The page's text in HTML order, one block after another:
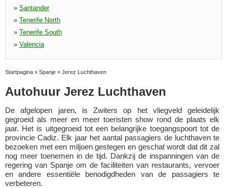
» Santander
» Tenerife North
» Tenerife South
» Valencia
Startpagina » Spanje » Jerez Luchthaven
Autohuur Jerez Luchthaven
De afgelopen jaren, is Zwiters op het vliegveld geleidelijk
gegroeid als meer en meer toeristen show rond de plaats elk
jaar. Het is uitgegroeid tot een belangrijke toegangspoort tot de
provincie Cadiz. Elk jaar het aantal passagiers de luchthaven te
bezoeken met een miljoen gestegen en geschat wordt dat dit zal
nog meer toenemen in de tijd. Dankzij de inspanningen van de
regering van Spanje om de faciliteiten van restaurants, vervoer
en andere essentiële benodigdheden van de passagiers te
verbeteren.